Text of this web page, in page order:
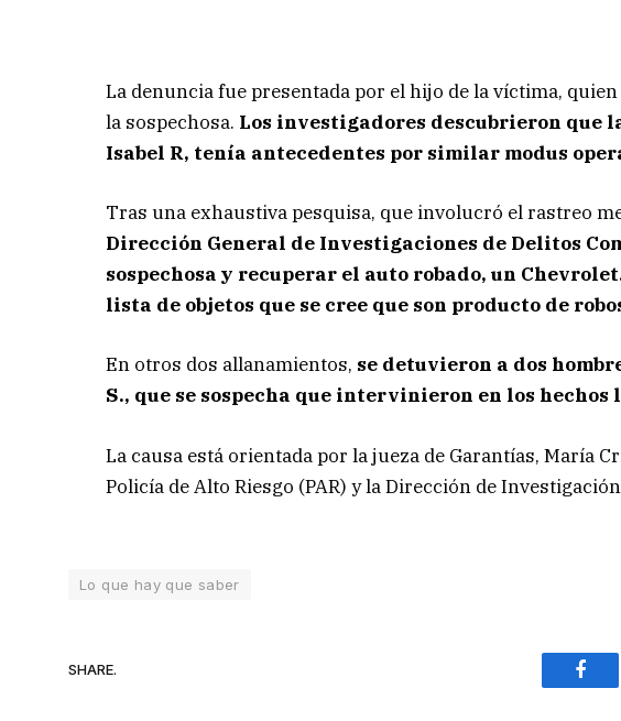
La denuncia fue presentada por el hijo de la víctima,
la sospechosa. Los investigadores descubrieron que
Isabel R, tenía antecedentes por similar modus
Tras una exhaustiva pesquisa, que involucró el rastreo
Dirección General de Investigaciones de Delitos
sospechosa y recuperar el auto robado, un
lista de objetos que se cree que son producto de
En otros dos allanamientos, se detuvieron a dos
S., que se sospecha que intervinieron en los
La causa está orientada por la jueza de Garantías, María
Policía de Alto Riesgo (PAR) y la Dirección de
Lo que hay que saber
SHARE.